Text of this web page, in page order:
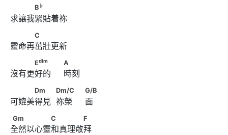
B ♭
B ♭
求讓我緊貼着祢
C
C
靈命再茁壯更新
Edim A
Edim A
沒有更好的     時刻
Dm　　            Dm/C
G/B
Dm Dm/C G/B
可媲美得見  祢榮     面
Gm　　　　　C　　　　F
Gm C F
全然以心靈和真理敬拜